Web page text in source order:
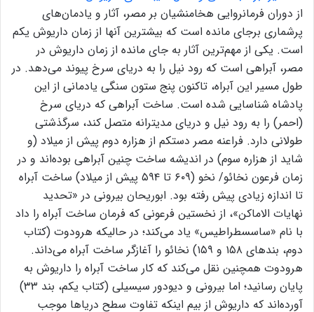
از دوران فرمانروایی هخامنشیان بر مصر، آثار و یادمان‌های
پرشماری برجای مانده است که بیشترین آنها از زمان داریوش یکم
است. یکی از مهم‌ترین آثار به جای مانده از زمان داریوش در
مصر، آبراهی است که رود نیل را به دریای سرخ پیوند می‌دهد. در
طول مسیر این آبراه، تاکنون پنج ستون سنگی یادمانی از این
پادشاه شناسایی شده است. ساخت آبراهی که دریای سرخ
(احمر) را به رود نیل و دریای مدیترانه متصل کند، سرگذشتی
طولانی دارد. فراعنه مصر دستکم از هزاره دوم پیش از میلاد (و
شاید از هزاره سوم) در اندیشه ساخت چنین آبراهی بوده‌اند و در
زمان فرعون نخائو/ نخو (۶۰۹ تا ۵۹۴ پیش از میلاد) ساخت آبراه
تا اندازه زیادی پیش رفته بود. ابوریحان بیرونی در «تحدید
نهایات الاماکن»، از نخستین فرعونی که فرمان ساخت آبراه را داد
با نام «ساسسطراطیس» یاد می‌کند؛ در حالیکه هرودوت (کتاب
دوم، بندهای ۱۵۸ و ۱۵۹) نخائو را آغازگر ساخت آبراه می‌داند.
هرودوت همچنین نقل می‌کند که کار ساخت آبراه را داریوش به
پایان رسانید؛ اما بیرونی و دیودور سیسیلی (کتاب یکم، بند ۳۳)
آورده‌اند که داریوش از بیم اینکه تفاوت سطح دریاها موجب